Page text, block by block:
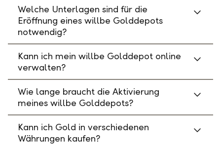
Welche Unterlagen sind für die
Eröffnung eines willbe Golddepots
notwendig?
Kann ich mein willbe Golddepot online
verwalten?
Wie lange braucht die Aktivierung
meines willbe Golddepots?
Kann ich Gold in verschiedenen
Währungen kaufen?